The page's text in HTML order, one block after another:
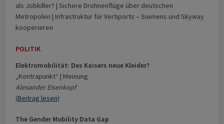
als Jobkiller? | Sichere Drohnenflüge über deutschen
Metropolen | Infrastruktur für Vertiports – Siemens und Skyway
kooperieren
POLITIK
Elektromobilität: Des Kaisers neue Kleider?
„Kontrapunkt“ | Meinung
Alexander Eisenkopf
(Beitrag lesen)
The Gender Mobility Data Gap